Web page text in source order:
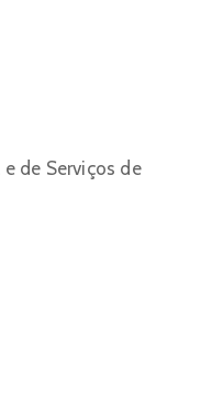
de Serviços de